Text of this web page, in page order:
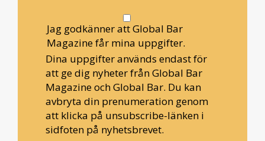
Jag godkänner att Global Bar
Magazine får mina uppgifter.
Dina uppgifter används endast för
att ge dig nyheter från Global Bar
Magazine och Global Bar. Du kan
avbryta din prenumeration genom
att klicka på unsubscribe-länken i
sidfoten på nyhetsbrevet.